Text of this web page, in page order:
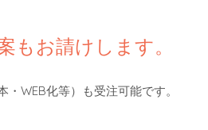
もお請けします。
WEB化等）も受注可能です。